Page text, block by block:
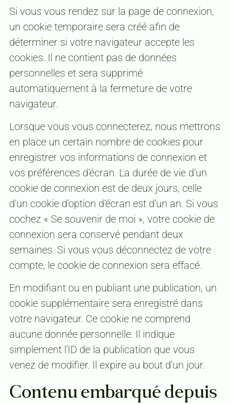
Si vous vous rendez sur la page de connexion,
un cookie temporaire sera créé afin de
déterminer si votre navigateur accepte les
cookies. Il ne contient pas de données
personnelles et sera supprimé
automatiquement à la fermeture de votre
navigateur.
Lorsque vous vous connecterez, nous mettrons
en place un certain nombre de cookies pour
enregistrer vos informations de connexion et
vos préférences d’écran. La durée de vie d’un
cookie de connexion est de deux jours, celle
d’un cookie d’option d’écran est d’un an. Si vous
cochez « Se souvenir de moi », votre cookie de
connexion sera conservé pendant deux
semaines. Si vous vous déconnectez de votre
compte, le cookie de connexion sera effacé.
En modifiant ou en publiant une publication, un
cookie supplémentaire sera enregistré dans
votre navigateur. Ce cookie ne comprend
aucune donnée personnelle. Il indique
simplement l’ID de la publication que vous
venez de modifier. Il expire au bout d’un jour.
Contenu embarqué depuis